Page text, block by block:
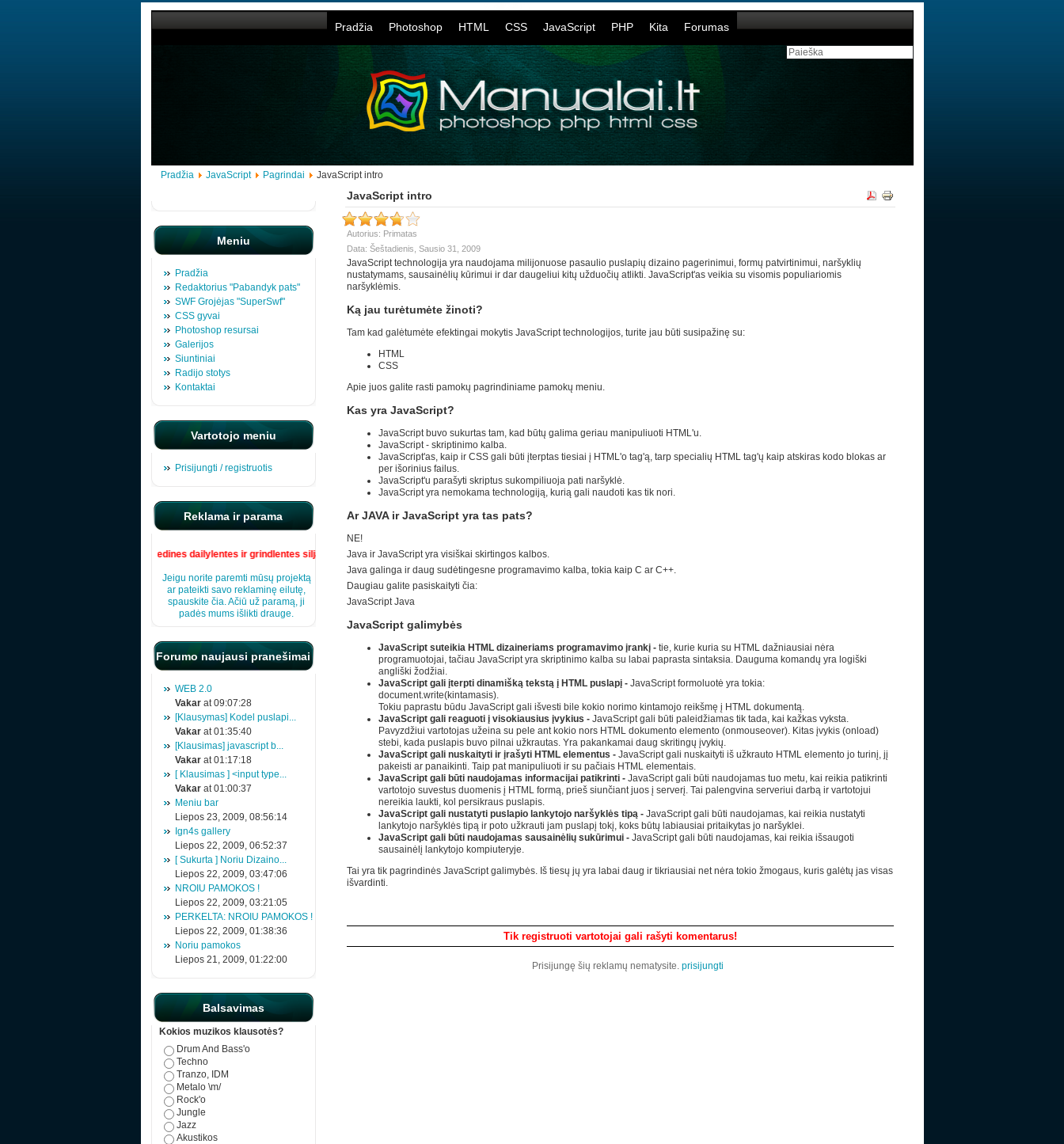
Pradžia Photoshop HTML CSS JavaScript PHP Kita Forumas
Pradžia JavaScript Pagrindai JavaScript intro
Meniu
Pradžia
Redaktorius "Pabandyk pats"
SWF Grojėjas "SuperSwf"
CSS gyvai
Photoshop resursai
Galerijos
Siuntiniai
Radijo stotys
Kontaktai
Vartotojo meniu
Prisijungti / registruotis
Reklama ir parama
medines dailylentes ir grindlentes siljan
Jeigu norite paremti mūsų projektą
ar pateikti savo reklaminę eilutę,
spauskite čia. Ačiū už paramą, ji
padės mums išlikti drauge.
Forumo naujausi pranešimai
WEB 2.0
Vakarat 09:07:28
[Klausymas] Kodel puslapi...
Vakarat 01:35:40
[Klausimas] javascript b...
Vakarat 01:17:18
[ Klausimas ] <input type...
Vakarat 01:00:37
Meniu bar
Liepos 23, 2009, 08:56:14
Ign4s gallery
Liepos 22, 2009, 06:52:37
[ Sukurta ] Noriu Dizaino...
Liepos 22, 2009, 03:47:06
NROIU PAMOKOS !
Liepos 22, 2009, 03:21:05
PERKELTA: NROIU PAMOKOS !
Liepos 22, 2009, 01:38:36
Noriu pamokos
Liepos 21, 2009, 01:22:00
Balsavimas
Kokios muzikos klausotės?
Drum And Bass'o
Techno
Tranzo, IDM
Metalo \m/
Rock'o
Jungle
Jazz
Akustikos
JavaScript intro
Autorius: Primatas
Data: Šeštadienis, Sausio 31, 2009
JavaScript technologija yra naudojama milijonuose pasaulio puslapių dizaino pagerinimui, formų patvirtinimui, naršyklių
nustatymams, sausainėlių kūrimui ir dar daugeliui kitų užduočių atlikti. JavaScript'as veikia su visomis populiariomis
naršyklėmis.
Ką jau turėtumėte žinoti?
Tam kad galėtumėte efektingai mokytis JavaScript technologijos, turite jau būti susipažinę su:
HTML
CSS
Apie juos galite rasti pamokų pagrindiniame pamokų meniu.
Kas yra JavaScript?
JavaScript buvo sukurtas tam, kad būtų galima geriau manipuliuoti HTML'u.
JavaScript - skriptinimo kalba.
JavaScript'as, kaip ir CSS gali būti įterptas tiesiai į HTML'o tag'ą, tarp specialių HTML tag'ų kaip atskiras kodo blokas ar
per išorinius failus.
JavaScript'u parašyti skriptus sukompiliuoja pati naršyklė.
JavaScript yra nemokama technologiją, kurią gali naudoti kas tik nori.
Ar JAVA ir JavaScript yra tas pats?
NE!
Java ir JavaScript yra visiškai skirtingos kalbos.
Java galinga ir daug sudėtingesne programavimo kalba, tokia kaip C ar C++.
Daugiau galite pasiskaityti čia:
JavaScript Java
JavaScript galimybės
JavaScript suteikia HTML dizaineriams programavimo įrankį - tie, kurie kuria su HTML dažniausiai nėra
programuotojai, tačiau JavaScript yra skriptinimo kalba su labai paprasta sintaksia. Dauguma komandų yra logiški
angliški žodžiai.
JavaScript gali įterpti dinamišką tekstą į HTML puslapį - JavaScript formoluotė yra tokia:
document.write(kintamasis).
Tokiu paprastu būdu JavaScript gali išvesti bile kokio norimo kintamojo reikšmę į HTML dokumentą.
JavaScript gali reaguoti į visokiausius įvykius - JavaScript gali būti paleidžiamas tik tada, kai kažkas vyksta.
Pavyzdžiui vartotojas užeina su pele ant kokio nors HTML dokumento elemento (onmouseover). Kitas įvykis (onload)
stebi, kada puslapis buvo pilnai užkrautas. Yra pakankamai daug skritingų įvykių.
JavaScript gali nuskaityti ir įrašyti HTML elementus - JavaScript gali nuskaityti iš užkrauto HTML elemento jo turinį, jį
pakeisti ar panaikinti. Taip pat manipuliuoti ir su pačiais HTML elementais.
JavaScript gali būti naudojamas informacijai patikrinti - JavaScript gali būti naudojamas tuo metu, kai reikia patikrinti
vartotojo suvestus duomenis į HTML formą, prieš siunčiant juos į serverį. Tai palengvina serveriui darbą ir vartotojui
nereikia laukti, kol persikraus puslapis.
JavaScript gali nustatyti puslapio lankytojo naršyklės tipą -JavaScript gali būti naudojamas, kai reikia nustatyti
lankytojo naršyklės tipą ir poto užkrauti jam puslapį tokį, koks būtų labiausiai pritaikytas jo naršyklei.
JavaScript gali būti naudojamas sausainėlių sukūrimui - JavaScript gali būti naudojamas, kai reikia išsaugoti
sausainėlį lankytojo kompiuteryje.
Tai yra tik pagrindinės JavaScript galimybės. Iš tiesų jų yra labai daug ir tikriausiai net nėra tokio žmogaus, kuris galėtų jas visas
išvardinti.
Tik registruoti vartotojai gali rašyti komentarus!
Prisijungę šių reklamų nematysite. prisijungti